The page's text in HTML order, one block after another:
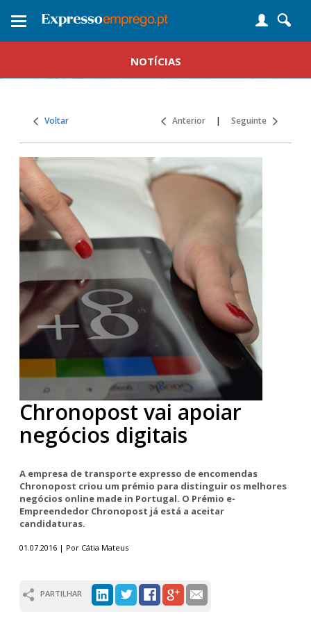
Toggle
NOTÍCIAS
Voltar Anterior | Seguinte
Chronopost vai apoiar
negócios digitais
A empresa de transporte expresso de encomendas
Chronopost criou um prémio para distinguir os melhores
negócios online made in Portugal. O Prémio e-
Empreendedor Chronopost já está a aceitar
candidaturas.
01.07.2016 | Por Cátia Mateus
PARTILHAR